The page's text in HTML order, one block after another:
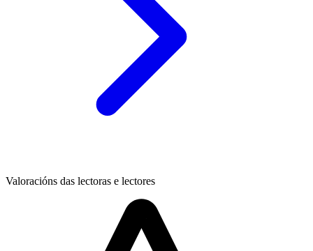
Valoracións das lectoras e lectores